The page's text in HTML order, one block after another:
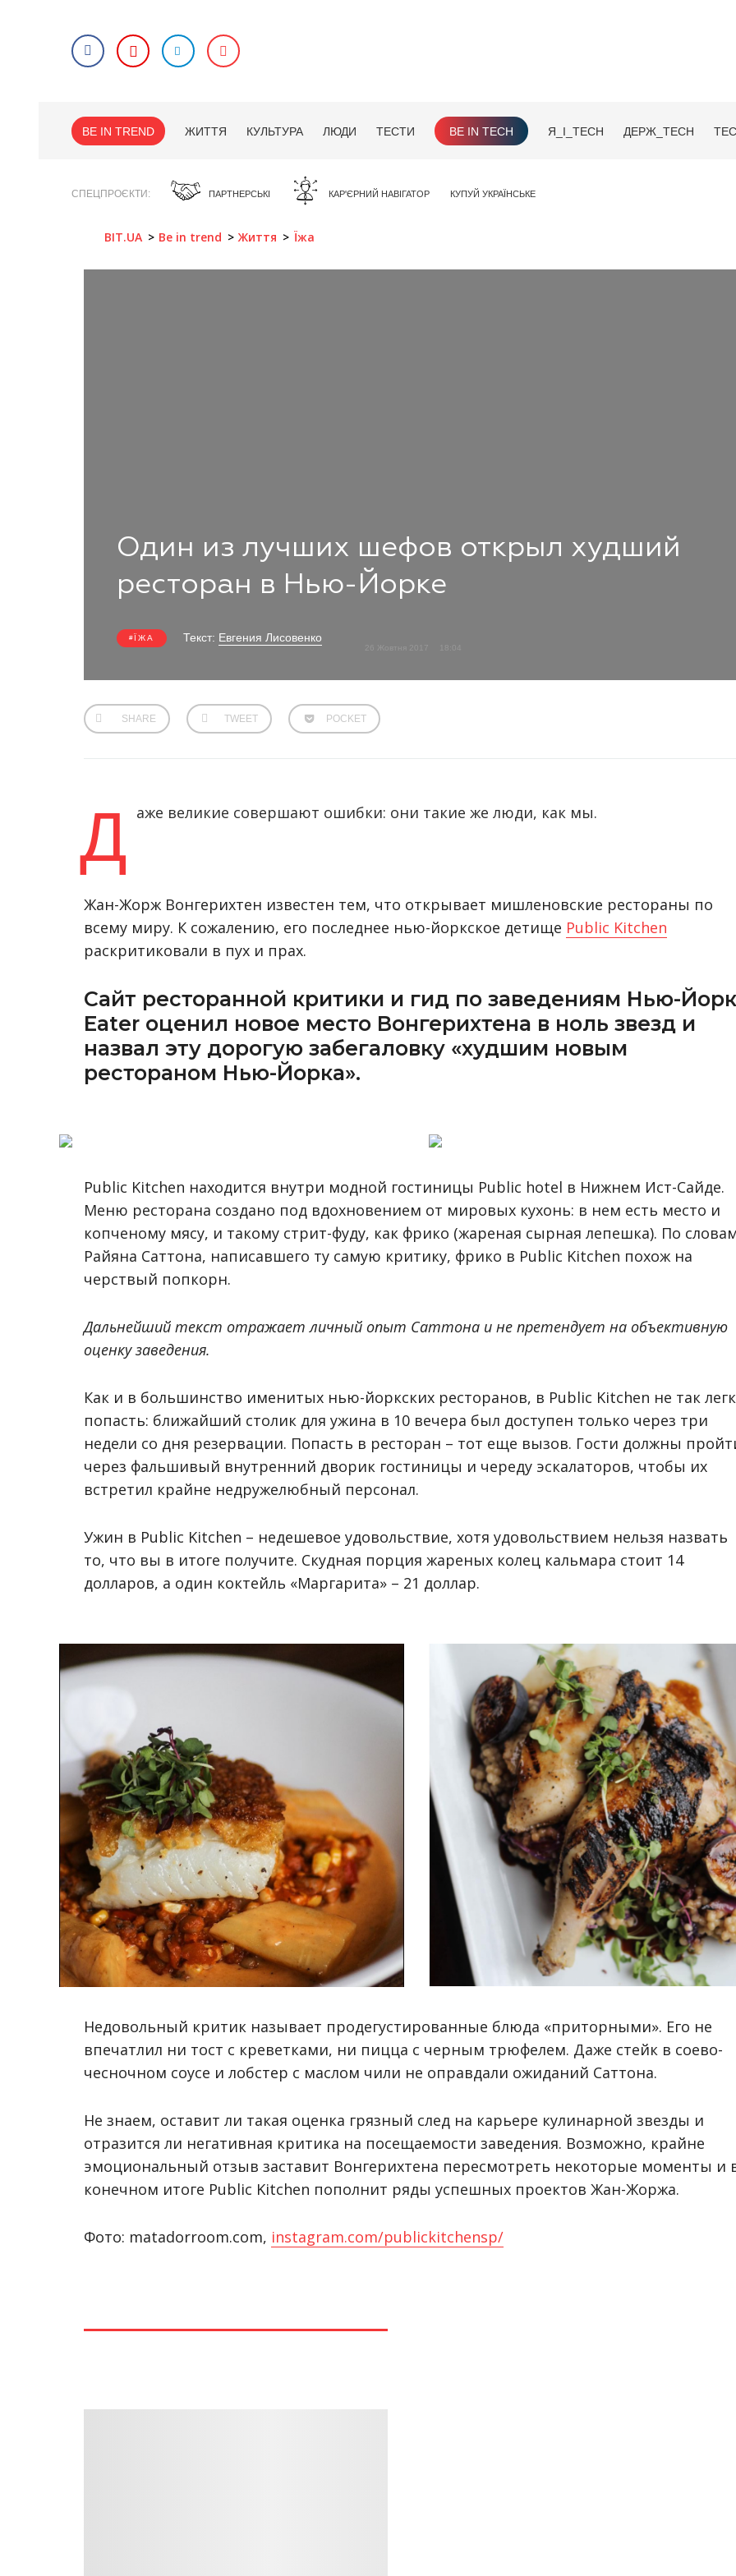
BE IN TREND ЖИТТЯ КУЛЬТУРА ЛЮДИ ТЕСТИ BE IN TECH Я_І_TECH ДЕРЖ_TECH
СПЕЦПРОЄКТИ ПАРТНЕРСЬКІ КАР'ЄРНИЙ НАВІГАТОР КУПУЙ УКРАЇНСЬКЕ
BIT.UA Be in trend Життя Їжа
Один из лучших шефов открыл худший
ресторан в Нью-Йорке
ЇЖА Текст: Евгения Лисовенко
26 Жовтня 2017
SHARE TWEET POCKET
Д аже великие совершают ошибки: они такие же люди, как мы.
Жан-Жорж Вонгерихтен известен тем, что открывает мишленовские рестораны по
всему миру. К сожалению, его последнее нью-йоркское детище Public Kitchen
раскритиковали в пух и прах.
Сайт ресторанной критики и гид по заведениям Нью-
Eater оценил новое место Вонгерихтена в ноль звезд и
назвал эту дорогую забегаловку «худшим новым
рестораном Нью-Йорка».
Public Kitchen находится внутри модной гостиницы Public hotel в Нижнем Ист-Сайде.
Меню ресторана создано под вдохновением от мировых кухонь: в нем есть место и
копченому мясу, и такому стрит-фуду, как фрико (жареная сырная лепешка). По
Райяна Саттона, написавшего ту самую критику, фрико в Public Kitchen похож на
черствый попкорн.
Дальнейший текст отражает личный опыт Саттона и не претендует на объективную
оценку заведения.
Как и в большинство именитых нью-йоркских ресторанов, в Public Kitchen не так
попасть: ближайший столик для ужина в 10 вечера был доступен только через три
недели со дня резервации. Попасть в ресторан – тот еще вызов. Гости должны
через фальшивый внутренний дворик гостиницы и череду эскалаторов, чтобы их
встретил крайне недружелюбный персонал.
Ужин в Public Kitchen – недешевое удовольствие, хотя удовольствием нельзя назвать
то, что вы в итоге получите. Скудная порция жареных колец кальмара стоит 14
долларов, а один коктейль «Маргарита» – 21 доллар.
Недовольный критик называет продегустированные блюда «приторными». Его не
впечатлил ни тост с креветками, ни пицца с черным трюфелем. Даже стейк в соево-
чесночном соусе и лобстер с маслом чили не оправдали ожиданий Саттона.
Не знаем, оставит ли такая оценка грязный след на карьере кулинарной звезды и
отразится ли негативная критика на посещаемости заведения. Возможно, крайне
эмоциональный отзыв заставит Вонгерихтена пересмотреть некоторые моменты и
конечном итоге Public Kitchen пополнит ряды успешных проектов Жан-Жоржа.
Фото: matadorroom.com, instagram.com/publickitchensp/